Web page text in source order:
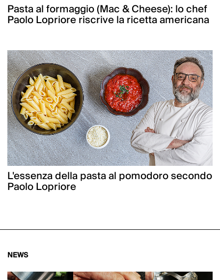
Pasta al formaggio (Mac & Cheese): lo chef
Paolo Lopriore riscrive la ricetta americana
L'essenza della pasta al pomodoro secondo
Paolo Lopriore
NEWS